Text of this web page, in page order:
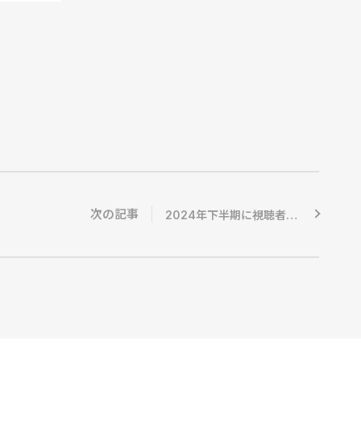
次の記事 2024年下半期に視聴者が検索したテレビCMランキング 1位はNI-KIと伊藤沙莉が出演し話題に【ノバセル調査】